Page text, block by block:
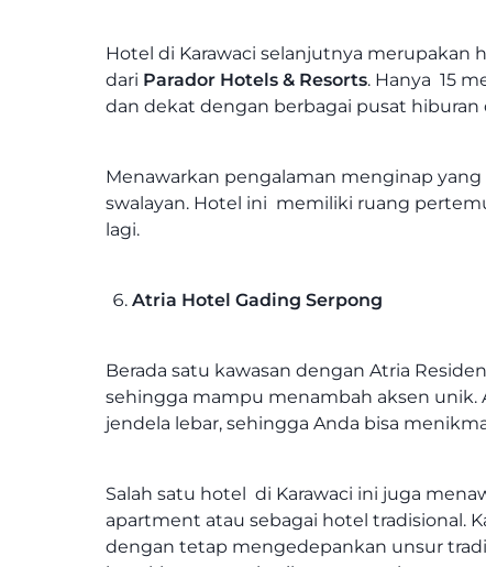
Hotel di Karawaci selanjutnya
dari Parador Hotels & Resorts. Hanya 15
dan dekat dengan berbagai pusat hiburan
Menawarkan pengalaman menginap
swalayan. Hotel ini memiliki ruang
lagi.
Atria Hotel Gading Serpong
Berada satu kawasan dengan Atria
sehingga mampu menambah aksen unik.
jendela lebar, sehingga Anda bisa
Salah satu hotel di Karawaci ini juga
apartment atau sebagai hotel tradisional.
dengan tetap mengedepankan unsur